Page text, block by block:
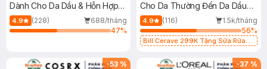
Dành Cho Da Dầu & Hỗn Hợp
500ml
4.9 (228)
688/tháng
47%
Cho Da Thường Đến Da Dầu
473ml
4.9 (116)
1.5k/tháng
56%
Bill Cerave 299K Tặng Sữa Rửa
-53 % -37 %